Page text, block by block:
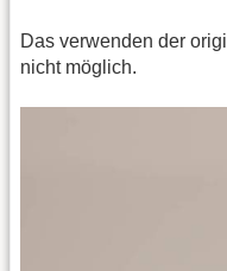
Das verwenden der
nicht möglich.